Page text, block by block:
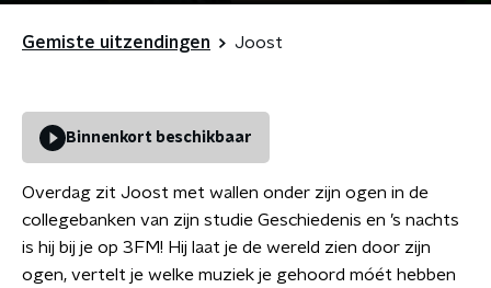
Gemiste uitzendingen Joost
Binnenkort beschikbaar
Overdag zit Joost met wallen onder zijn ogen in de
collegebanken van zijn studie Geschiedenis en ’s nachts
is hij bij je op 3FM! Hij laat je de wereld zien door zijn
ogen, vertelt je welke muziek je gehoord móét hebben